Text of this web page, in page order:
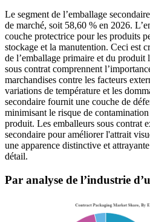
Le segment de l’emballage
de marché, soit 58,60 % en 2026.
couche protectrice pour les produits
stockage et la manutention. Ceci est
de l’emballage primaire et du produit
sous contrat comprennent
marchandises contre les facteurs
variations de température et les
secondaire fournit une couche de
minimisant le risque de
produit. Les emballeurs sous contrat
secondaire pour améliorer l'attrait
une apparence distinctive et
détail.
Par analyse de l’industrie